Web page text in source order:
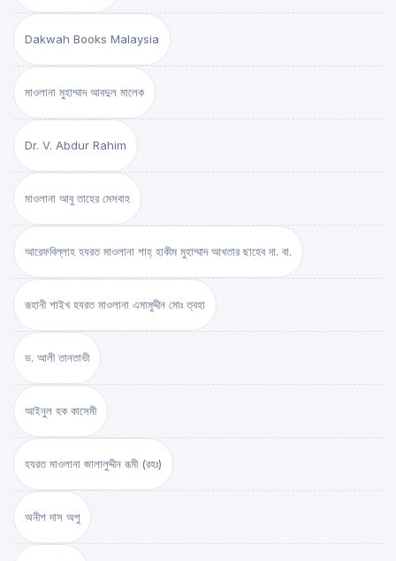
Dakwah Books Malaysia
মাওলানা মুহাম্মাদ আবদুল মালেক
Dr. V. Abdur Rahim
মাওলানা আবু তাহের মেসবাহ
আরেফবিল্লাহ হযরত মাওলানা শাহ্ হাকীম মুহাম্মাদ আখতার ছাহেব দা. বা.
রূহানী শাইখ হযরত মাওলানা এমামুদ্দীন মোঃ ত্বহা
ড. আলী তানতাভী
আইনুল হক কাসেমী
হযরত মাওলানা জালালুদ্দীন রূমী (রহঃ)
অনীশ দাস অপু